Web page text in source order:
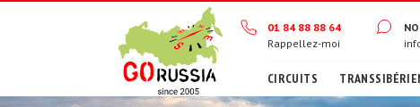
01 84 88 88 64
Rappellez-moi
CIRCUITS